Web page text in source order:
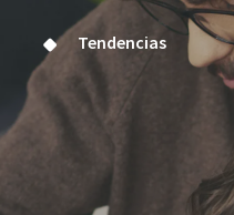
Tendencias